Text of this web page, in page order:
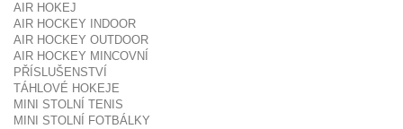
AIR HOKEJ
AIR HOCKEY INDOOR
AIR HOCKEY OUTDOOR
AIR HOCKEY MINCOVNÍ
PŘÍSLUŠENSTVÍ
TÁHLOVÉ HOKEJE
MINI STOLNÍ TENIS
MINI STOLNÍ FOTBÁLKY